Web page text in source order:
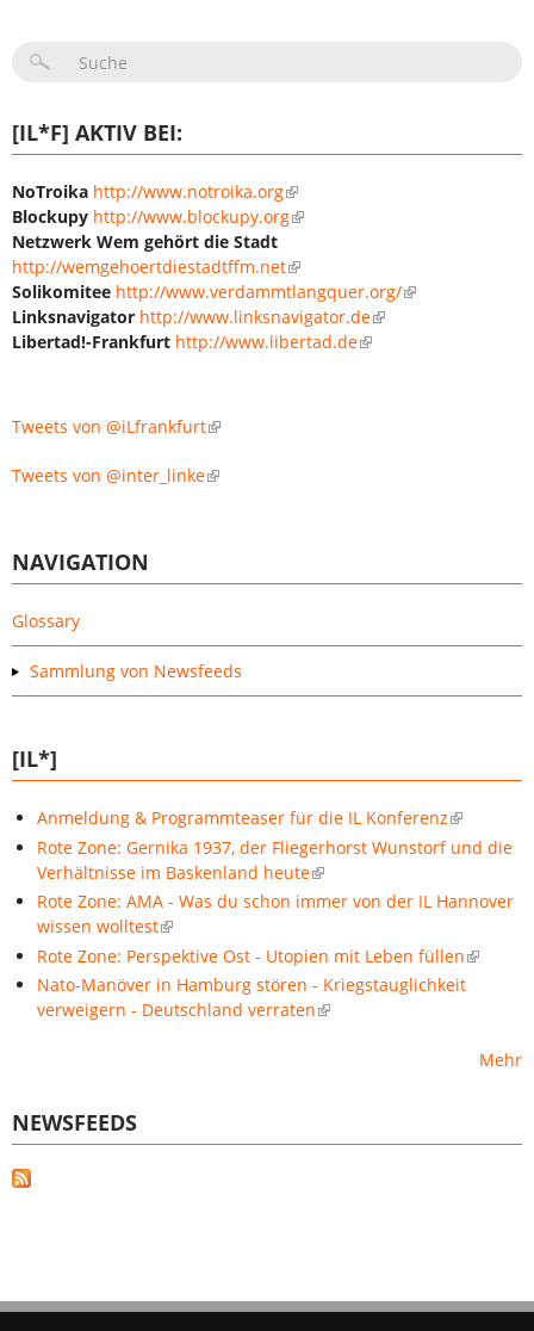
SUCHFORMULAR
[IL*F] AKTIV BEI:
NoTroika http://www.notroika.org
Blockupy http://www.blockupy.org
Netzwerk Wem gehört die Stadt
http://wemgehoertdiestadtffm.net
Solikomitee http://www.verdammtlangquer.org/
Linksnavigator http://www.linksnavigator.de
Libertad!-Frankfurt http://www.libertad.de
Tweets von @iLfrankfurt
Tweets von @inter_linke
NAVIGATION
Glossary
Sammlung von Newsfeeds
[IL*]
Anmeldung & Programmteaser für die IL Konferenz
Rote Zone: Gernika 1937, der Fliegerhorst Wunstorf und die
Verhältnisse im Baskenland heute
Rote Zone: AMA - Was du schon immer von der IL Hannover
wissen wolltest
Rote Zone: Perspektive Ost - Utopien mit Leben füllen
Nato-Manöver in Hamburg stören - Kriegstauglichkeit
verweigern - Deutschland verraten
Mehr
NEWSFEEDS